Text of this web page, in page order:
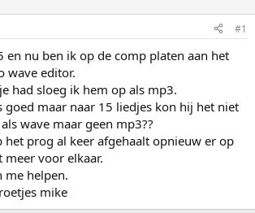
#1
en nu ben ik op de comp platen aan het
wave editor.
had sloeg ik hem op als mp3.
goed maar naar 15 liedjes kon hij het niet
wave maar geen mp3??
het prog al keer afgehaalt opnieuw er op
voor elkaar.
me helpen.
mike